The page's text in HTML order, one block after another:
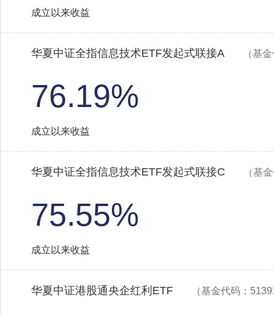
成立以来收益
华夏中证全指信息技术ETF发起式联接A （基
76.19%
成立以来收益
华夏中证全指信息技术ETF发起式联接C （基
75.55%
成立以来收益
华夏中证港股通央企红利ETF （基金代码：